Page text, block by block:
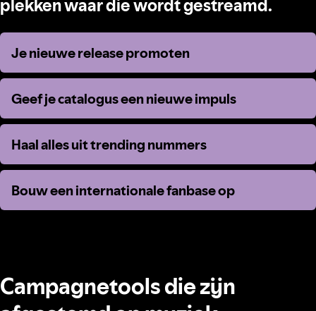
plekken waar die wordt gestreamd.
Je nieuwe release promoten
Je nieuwe release promoten
Geef je catalogus een nieuwe impuls
Geef je catalogus een nieuwe impuls
Haal alles uit trending nummers
Haal alles uit trending nummers
Bouw een internationale fanbase op
Bouw een internationale fanbase op
Campagnetools die zijn